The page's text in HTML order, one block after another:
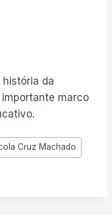
da
marco
Cruz Machado